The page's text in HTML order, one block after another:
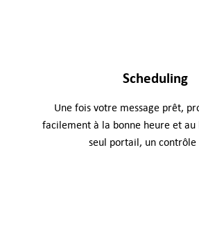
Scheduling
Une fois votre message prêt,
facilement à la bonne heure et au
seul portail, un contrôle